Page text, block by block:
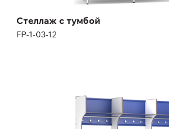
Стеллаж с тумбой
FP-1-03-12
1S700B, 1S700Bm